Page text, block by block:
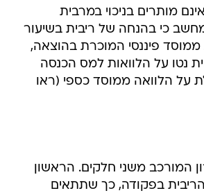
של 4%, שאינם מותרים בניכוי במרבית
כי בהנחה של ריבית בשיעור
ממוסד פיננסי המוכרת בהוצאה,
נטו על הלוואות למס הכנסה
על הלוואה ממוסד כספי (ראו
המורכב משני חלקים. הראשון
הריבית בפקודה, כך שתתאים